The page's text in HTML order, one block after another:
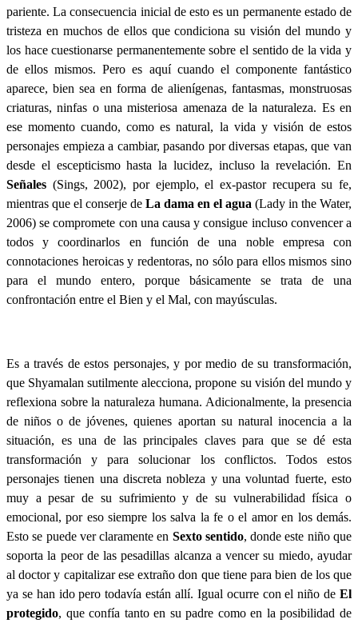
pariente. La consecuencia inicial de esto es un permanente estado de
tristeza en muchos de ellos que condiciona su visión del mundo y
los hace cuestionarse permanentemente sobre el sentido de la vida y
de ellos mismos. Pero es aquí cuando el componente fantástico
aparece, bien sea en forma de alienígenas, fantasmas, monstruosas
criaturas, ninfas o una misteriosa amenaza de la naturaleza. Es en
ese momento cuando, como es natural, la vida y visión de estos
personajes empieza a cambiar, pasando por diversas etapas, que van
desde el escepticismo hasta la lucidez, incluso la revelación. En
Señales (Sings, 2002), por ejemplo, el ex-pastor recupera su fe,
mientras que el conserje de La dama en el agua (Lady in the Water,
2006) se compromete con una causa y consigue incluso convencer a
todos y coordinarlos en función de una noble empresa con
connotaciones heroicas y redentoras, no sólo para ellos mismos sino
para el mundo entero, porque básicamente se trata de una
confrontación entre el Bien y el Mal, con mayúsculas.
Es a través de estos personajes, y por medio de su transformación,
que Shyamalan sutilmente alecciona, propone su visión del mundo y
reflexiona sobre la naturaleza humana. Adicionalmente, la presencia
de niños o de jóvenes, quienes aportan su natural inocencia a la
situación, es una de las principales claves para que se dé esta
transformación y para solucionar los conflictos. Todos estos
personajes tienen una discreta nobleza y una voluntad fuerte, esto
muy a pesar de su sufrimiento y de su vulnerabilidad física o
emocional, por eso siempre los salva la fe o el amor en los demás.
Esto se puede ver claramente en Sexto sentido, donde este niño que
soporta la peor de las pesadillas alcanza a vencer su miedo, ayudar
al doctor y capitalizar ese extraño don que tiene para bien de los que
ya se han ido pero todavía están allí. Igual ocurre con el niño de El
protegido, que confía tanto en su padre como en la posibilidad de